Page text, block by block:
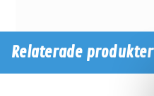
Relaterade produkter